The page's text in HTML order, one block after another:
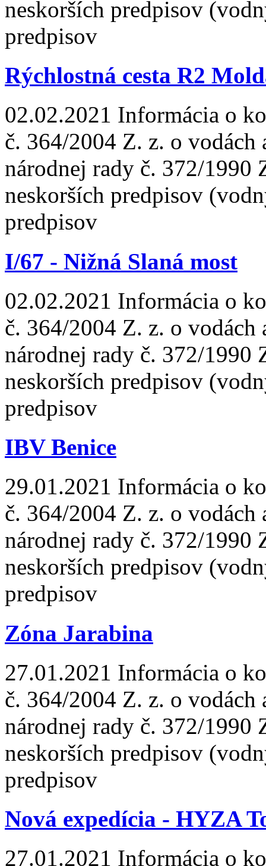
neskorších predpisov
predpisov
Rýchlostná cesta R2
02.02.2021 Informácia o
č. 364/2004 Z. z. o vodách
národnej rady č. 372/1990
neskorších predpisov
predpisov
I/67 - Nižná Slaná most
02.02.2021 Informácia o
č. 364/2004 Z. z. o vodách
národnej rady č. 372/1990
neskorších predpisov
predpisov
IBV Benice
29.01.2021 Informácia o
č. 364/2004 Z. z. o vodách
národnej rady č. 372/1990
neskorších predpisov
predpisov
Zóna Jarabina
27.01.2021 Informácia o
č. 364/2004 Z. z. o vodách
národnej rady č. 372/1990
neskorších predpisov
predpisov
Nová expedícia - HYZA
27.01.2021 Informácia o